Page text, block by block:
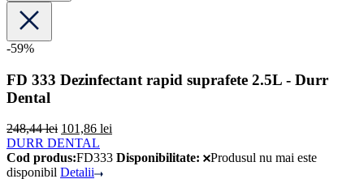
-59%
FD 333 Dezinfectant rapid suprafete 2.5L - Durr
Dental
248,44lei 101,86 lei
DURR DENTAL
Cod produs:FD333 Disponibilitate:
Produsul nu mai este
disponibil Detalii